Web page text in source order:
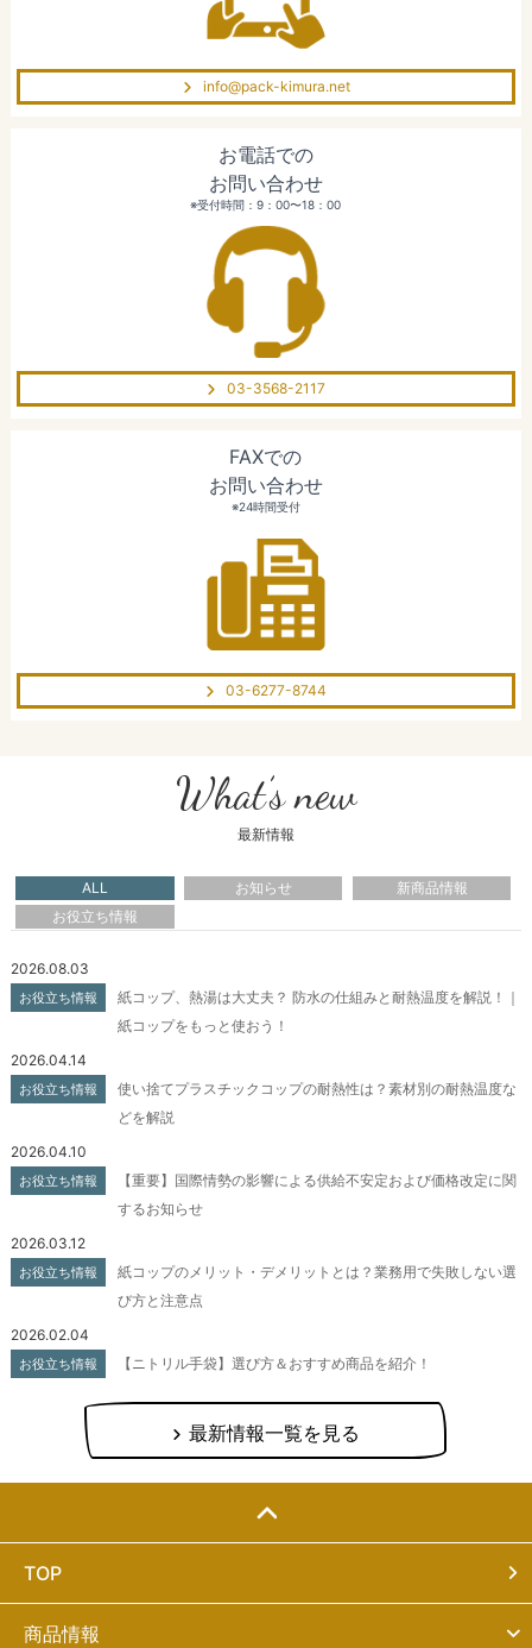
info@pack-kimura.net
お電話での
お問い合わせ
※受付時間：9：00〜18：00
03-3568-2117
FAXでの
お問い合わせ
※24時間受付
03-6277-8744
What’s new
最新情報
ALL お知らせ
新商品情報
お役立ち情報
2026.08.03
お役立ち情報
紙コップ、熱湯は大丈夫？ 防水の仕組みと耐熱温度を解説！｜
紙コップをもっと使おう！
2026.04.14
お役立ち情報
使い捨てプラスチックコップの耐熱性は？素材別の耐熱温度な
どを解説
2026.04.10
お役立ち情報
【重要】国際情勢の影響による供給不安定および価格改定に関
するお知らせ
2026.03.12
お役立ち情報
紙コップのメリット・デメリットとは？業務用で失敗しない選
び方と注意点
2026.02.04
お役立ち情報 【ニトリル手袋】選び方＆おすすめ商品を紹介！
最新情報一覧を見る
TOP
商品情報